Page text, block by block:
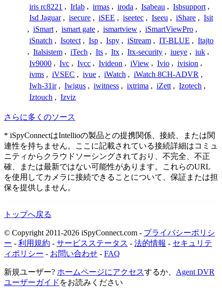
iris rc8221 , Irlab , irmas , iroda , Isabeau , Isbsupport ,
Isd Jaguar , isecure , iSEE , iseetec , Iseeu , iShare , Isit
, iSmart , ismart gate , ismartview , iSmartViewPro ,
iSnatch , Isotect , Isp , Ispy , iStream , IT-BLUE , Itajto
, Italsistem , iTech , Its , Itx , Itx-security , iueye , iuk ,
Iv9000 , Ivc , Ivcc , Ivideon , iView , Ivio , ivision ,
ivms , iVSEC , ivue , iWatch , iWatch 8CH-ADVR ,
Iwh-31ir , Iwigus , iwitness , ixtrima , iZett , Izotech ,
Iztouch , Izviz
さらに多くのソース
* iSpyConnectはIntellioの製品との提携関係、接続、または関
連性を持ちません。ここに記載されている接続詳細はコミュ
ニティからクラウドソーシングされており、不完全、不正
確、または最新ではない可能性があります。これらのURL
を使用してカメラに接続できることについて、保証または担
保を提供しません。
トップへ戻る
© Copyright 2011-2026 iSpyConnect.com - プライバシーポリシ
ー - 利用規約 - サービスステータス - 法的情報 - セキュリテ
ィポリシー - お問い合わせ - FAQ
新規ユーザー? ホームページにアクセスするか、 Agent DVR
ユーザーガイド をお読みください